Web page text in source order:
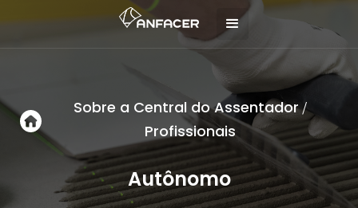
Sobre a Central do Assentador/
Profissionais
Autônomo